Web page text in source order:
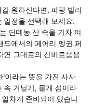
원하신다면, 퍼핑 빌리
일정을 선택해 보세요.
단데농 산 속을 기차 여
드에서의 페어리 펭귄 퍼
연 그대로의 신비로움을
'이라는 뜻을 가진 사사
속 거닐기, 물개 섬이라
차게 준비되어 있습니